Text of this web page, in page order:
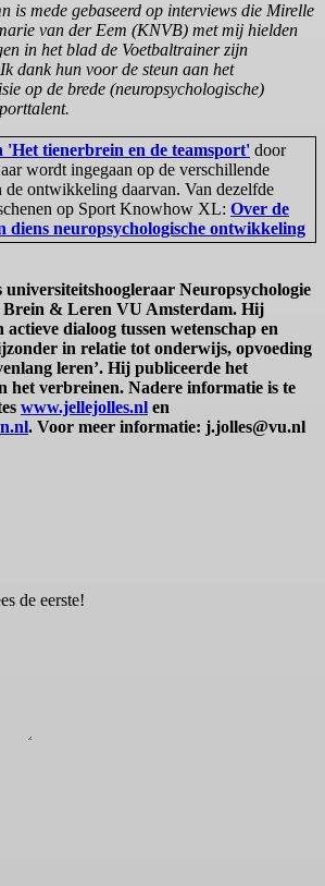
is mede gebaseerd op interviews die Mirelle
van der Eem (KNVB) met mij hielden
in het blad de Voetbaltrainer zijn
dank hun voor de steun aan het
op de brede (neuropsychologische)
'Het tienerbrein en de teamsport' door
wordt ingegaan op de verschillende
de ontwikkeling daarvan. Van dezelfde
op Sport Knowhow XL: Over de
diens neuropsychologische ontwikkeling
universiteitshoogleraar Neuropsychologie
Brein & Leren VU Amsterdam. Hij
dialoog tussen wetenschap en
in relatie tot onderwijs, opvoeding
leren’. Hij publiceerde het
het verbreinen. Nadere informatie is te
www.jellejolles.nl en
. Voor meer informatie: j.jolles@vu.nl
de eerste!